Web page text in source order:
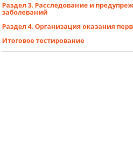
профессиональных союзов и
уполномоченных работниками
организаций.
Раздел 3. Расследование и
заболеваний
Раздел 4. Организация оказания
Итоговое тестирование